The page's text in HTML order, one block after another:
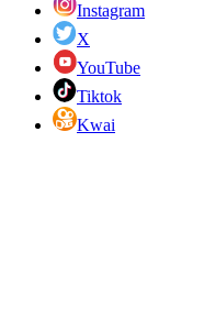
Instagram
X
YouTube
Tiktok
Kwai